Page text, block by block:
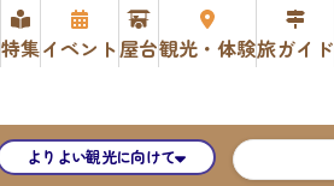
特集イベント屋台観光・体験旅ガイド
よりよい観光に向けて